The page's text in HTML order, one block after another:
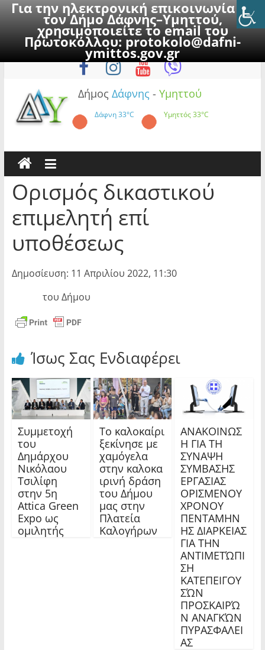
Για την ηλεκτρονική επικοινωνία με
τον Δήμο Δάφνης–Υμηττού,
χρησιμοποιείτε το email του
Πρωτοκόλλου:protokolo@dafni-
ymittos.gov.gr
to
Σάββατο, 8 Αυγούστου 2026
Δήμος Δάφνης - Υμηττού
Δάφνη33°C Υμηττός33°C
Ορισμός δικαστικού
επιμελητή επί
υποθέσεως
Δημοσίευση: 11 Απριλίου 2022, 11:30
του Δήμου
Ίσως Σας Ενδιαφέρει
Συμμετοχή
του
Δημάρχου
Νικόλαου
Τσιλίφη
στην 5η
Attica Green
Expo ως
ομιλητής
Το καλοκαίρι
ξεκίνησε με
χαμόγελα
στην καλοκα
ιρινή δράση
του Δήμου
μας στην
Πλατεία
Καλογήρων
ΑΝΑΚΟΙΝΩΣ
Η ΓΙΑ ΤΗ
ΣΥΝΑΨΗ
ΣΥΜΒΑΣΗΣ
ΕΡΓΑΣΙΑΣ
ΟΡΙΣΜΕΝΟΥ
ΧΡΟΝΟΥ
ΠΕΝΤΑΜΗΝ
ΗΣ ΔΙΑΡΚΕΙΑΣ
ΓΙΑ ΤΗΝ
ΑΝΤΙΜΕΤΏΠΙ
ΣΗ
ΚΑΤΕΠΕΙΓΟΥ
ΣΏΝ
ΠΡΟΣΚΑΙΡΏ
Ν ΑΝΑΓΚΏΝ
ΠΥΡΑΣΦΑΛΕΙ
ΑΣ